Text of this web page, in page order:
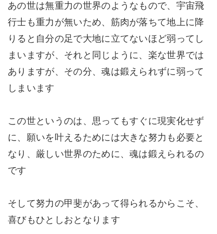
あの世は無重力の世界のようなもので、宇宙飛
行士も重力が無いため、筋肉が落ちて地上に降
りると自分の足で大地に立てないほど弱ってし
まいますが、それと同じように、楽な世界では
ありますが、その分、魂は鍛えられずに弱って
しまいます
この世というのは、思ってもすぐに現実化せず
に、願いを叶えるためには大きな努力も必要と
なり、厳しい世界のために、魂は鍛えられるの
です
そして努力の甲斐があって得られるからこそ、
喜びもひとしおとなります